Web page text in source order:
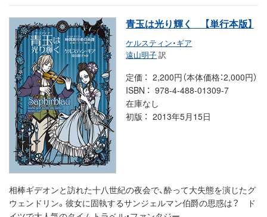
青玉は光り輝く 【単行本版】
ケルスティン・ギア
遠山明子訳
定価
2,200円（本体価格：2,000円）
ISBN
978-4-488-01309-7
在庫なし
初版
2013年5月15日
相棒ギデオンと訪れた十八世紀の夜会で、酔って大失態を演じたグ
ウェンドリン。彼女に固執するサンジェルマン伯爵の思惑は？ ド